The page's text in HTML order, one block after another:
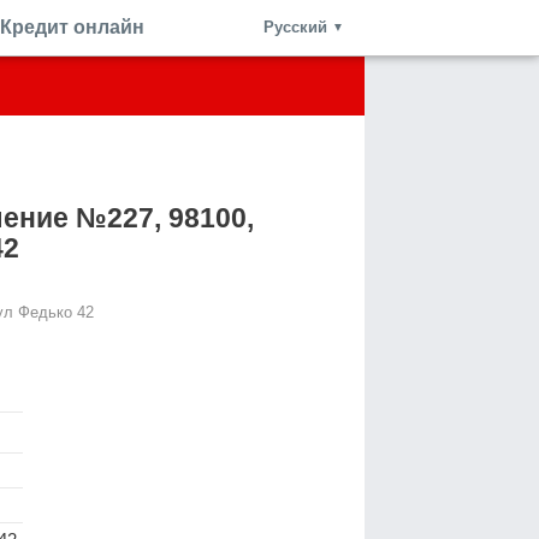
Кредит онлайн Русский ▼
№227, 98100,
Федько 42